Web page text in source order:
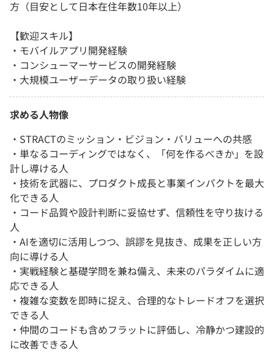
方（目安として日本在住年数10年以上）
【歓迎スキル】
・モバイルアプリ開発経験
・コンシューマーサービスの開発経験
・大規模ユーザーデータの取り扱い経験
求める人物像
・STRACTのミッション・ビジョン・バリューへの共感
・単なるコーディングではなく、「何を作るべきか」を設
計し導ける人
・技術を武器に、プロダクト成長と事業インパクトを最大
化できる人
・コード品質や設計判断に妥協せず、信頼性を守り抜ける
人
・AIを適切に活用しつつ、誤謬を見抜き、成果を正しい方
向に導ける人
・実戦経験と基礎学問を兼ね備え、未来のパラダイムに適
応できる人
・複雑な変数を即時に捉え、合理的なトレードオフを選択
できる人
・仲間のコードも含めフラットに評価し、冷静かつ建設的
に改善できる人